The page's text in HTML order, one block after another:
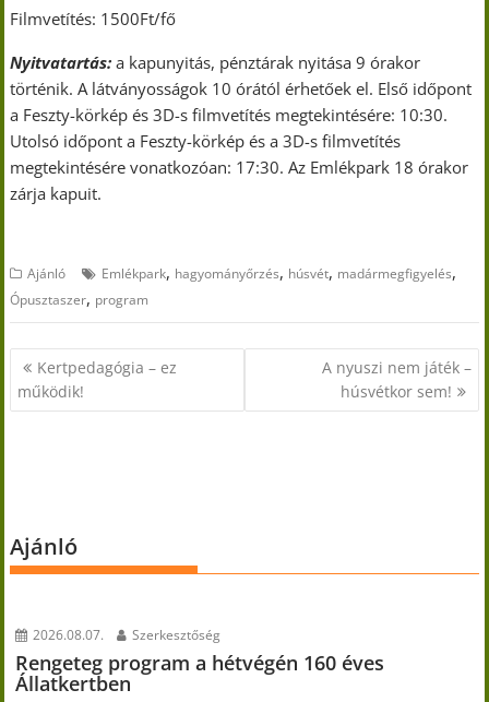
Filmvetítés: 1500Ft/fő
Nyitvatartás:a kapunyitás, pénztárak nyitása 9 órakor
történik. A látványosságok 10 órától érhetőek el. Első időpont
a Feszty-körkép és 3D-s filmvetítés megtekintésére: 10:30.
Utolsó időpont a Feszty-körkép és a 3D-s filmvetítés
megtekintésére vonatkozóan: 17:30. Az Emlékpark 18 órakor
zárja kapuit.
Ajánló Emlékpark, hagyományőrzés, húsvét, madármegfigyelés,
Ópusztaszer, program
Bejegyzés
navigáció
Kertpedagógia – ez
működik!
A nyuszi nem játék –
húsvétkor sem!
Ajánló
2026.08.07. Szerkesztőség
Rengeteg program a hétvégén 160 éves
Állatkertben